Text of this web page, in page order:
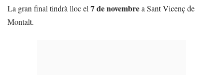
La gran final tindrà lloc el 7 de novembrea Sant Vicenç de
Montalt.